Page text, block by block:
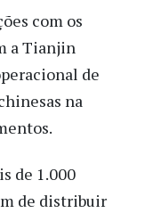
com os
a Tianjin
de
na
de 1.000
de distribuir